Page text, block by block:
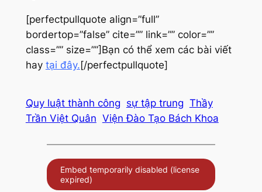
[perfectpullquote align=”full”
bordertop=”false” cite=”” link=”” color=””
class=”” size=””]Bạn có thể xem các bài viết
hay tại đây. [/perfectpullquote]
Quy luật thành công sự tập trung Thầy
Trần Việt Quân Viện Đào Tạo Bách Khoa